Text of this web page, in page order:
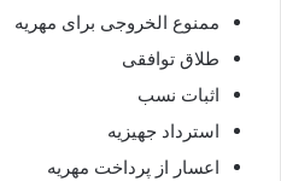
ممنوع الخروجی برای مهریه
طلاق توافقی
اثبات نسب
استرداد جهیزیه
اعسار از پرداخت مهریه